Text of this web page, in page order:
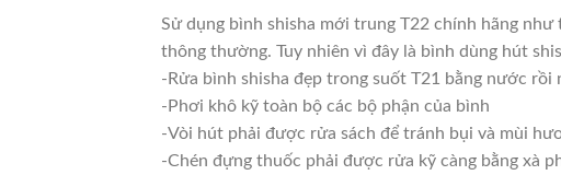
Sử dụng bình shisha mới trung T22 chính hãng
thông thường. Tuy nhiên vì đây là bình dùng hút
-Rửa bình shisha đẹp trong suốt T21 bằng nước
-Phơi khô kỹ toàn bộ các bộ phận của bình
-Vòi hút phải được rửa sách để tránh bụi và mùi
-Chén đựng thuốc phải được rửa kỹ càng bằng xà